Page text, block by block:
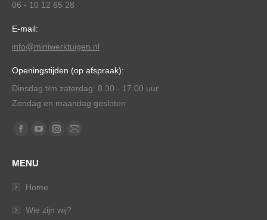
06 - 10 12 65 28
E-mail:
info@miniwerktuigen.nl
Openingstijden (op afspraak):
Dinsdag t/m zaterdag: 8.30 - 17.00 uur
Zondag en maandag gesloten
Vind ons op:
Facebook
opens
window
YouTube
opens
window
Instagram
window
Mail
MENU
Home
Wie zijn wij?